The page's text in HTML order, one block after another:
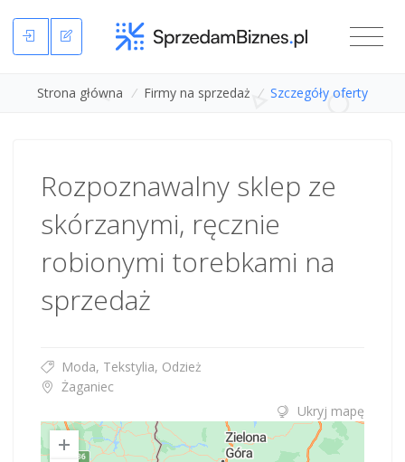
Strona główna / Firmy na sprzedaż / Szczegóły oferty
Rozpoznawalny sklep ze
skórzanymi, ręcznie
robionymi torebkami na
sprzedaż
Moda, Tekstylia, Odzież
Żaganiec
Ukryj mapę